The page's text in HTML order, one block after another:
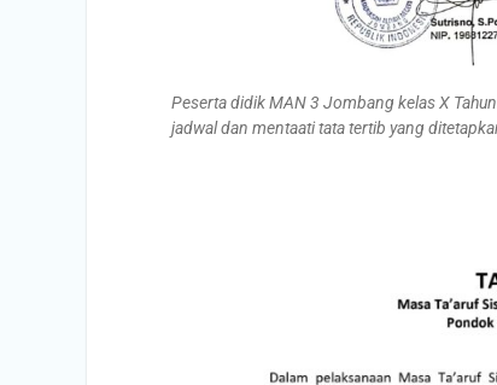
Peserta didik MAN 3 Jombang kelas X
jadwal dan mentaati tata tertib yang